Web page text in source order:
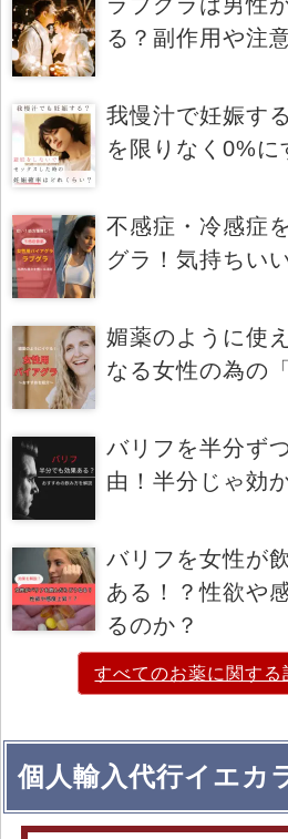
る？副作用や注
我慢汁で妊娠す
を限りなく0%に
不感症・冷感症
グラ！気持ちい
媚薬のように使
なる女性の為の
バリフを半分ず
由！半分じゃ効
バリフを女性が
ある！？性欲や
るのか？
すべてのお薬に関す
個人輸入代行イエカ